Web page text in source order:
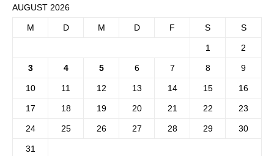
AUGUST 2026
M D M D F S S
1 2
3 4 5 6 7 8 9
10 11 12 13 14 15 16
17 18 19 20 21 22 23
24 25 26 27 28 29 30
31